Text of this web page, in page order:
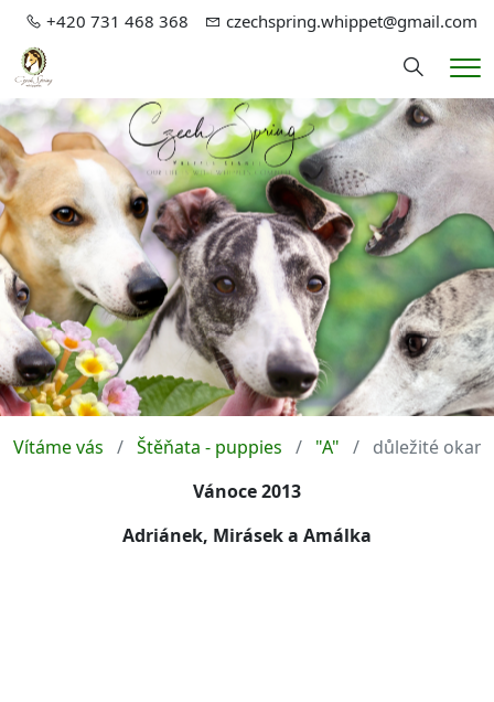
+420 731 468 368 czechspring.whippet@gmail.com
Hledání
Vítáme vás Štěňata - puppies "A"
důležité
Vánoce 2013
Adriánek, Mirásek a Amálka